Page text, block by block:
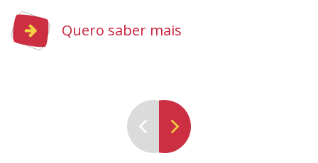
Quero saber mais